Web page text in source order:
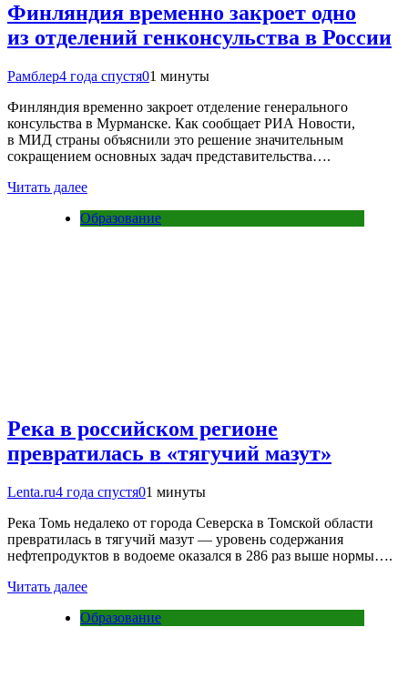
Финляндия временно закроет одно
из отделений генконсульства в России
Рамблер4 года спустя01 минуты
Финляндия временно закроет отделение генерального
консульства в Мурманске. Как сообщает РИА Новости,
в МИД страны объяснили это решение значительным
сокращением основных задач представительства….
Читать далее
Образование
Река в российском регионе
превратилась в «тягучий мазут»
Lenta.ru4 года спустя01 минуты
Река Томь недалеко от города Северска в Томской области
превратилась в тягучий мазут — уровень содержания
нефтепродуктов в водоеме оказался в 286 раз выше нормы….
Читать далее
Образование